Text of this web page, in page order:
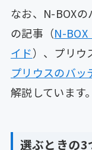
なお、N-BOX
の記事（N-
イド）、プリウ
プリウスのバッ
解説しています。
選ぶときの3